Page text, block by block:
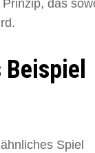
das
Spiel